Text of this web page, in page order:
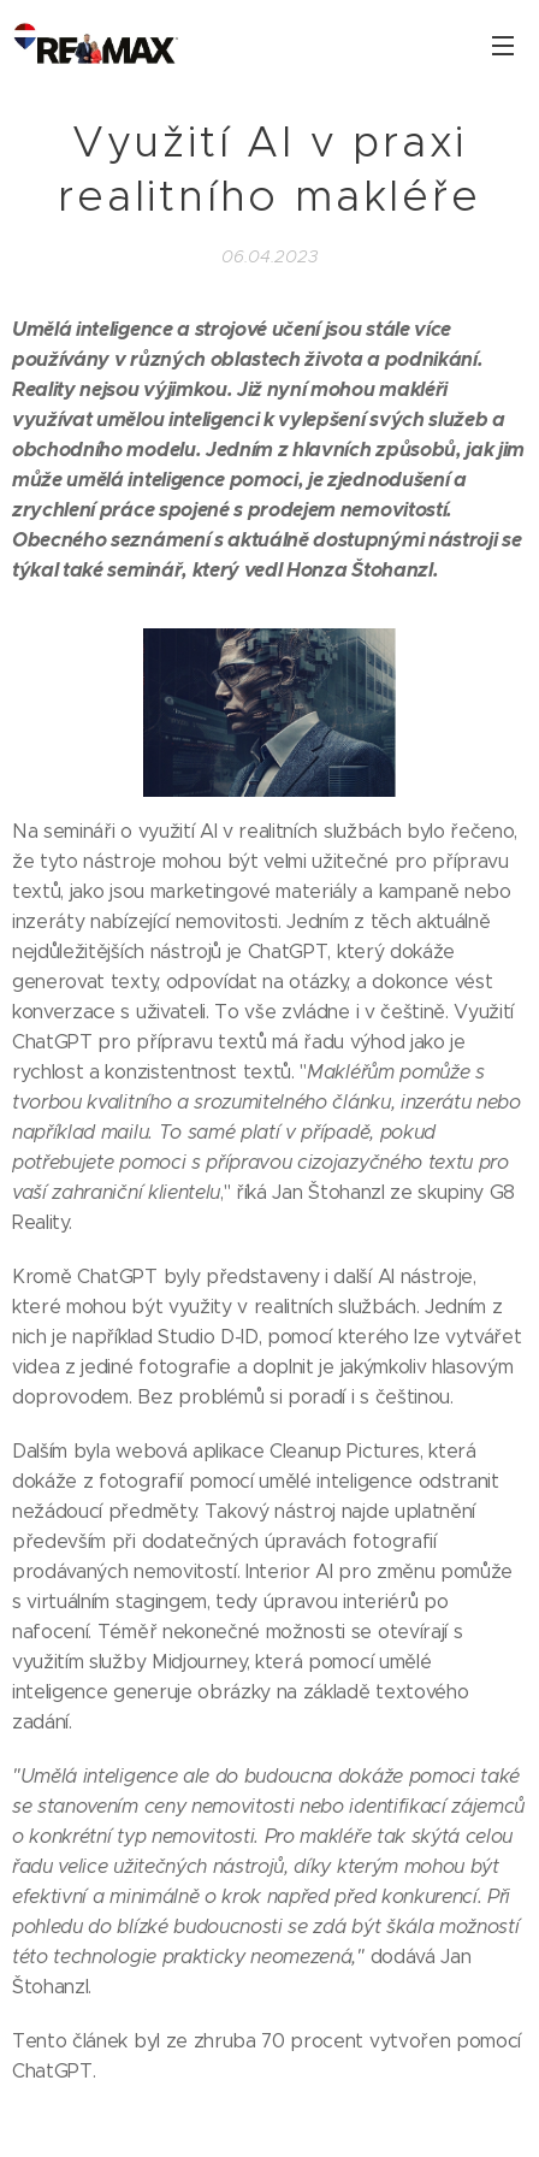
Využití AI v praxi
realitního makléře
06.04.2023
Umělá inteligence a strojové učení jsou stále více
používány v různých oblastech života a podnikání.
Reality nejsou výjimkou. Již nyní mohou makléři
využívat umělou inteligenci k vylepšení svých služeb a
obchodního modelu. Jedním z hlavních způsobů, jak jim
může umělá inteligence pomoci, je zjednodušení a
zrychlení práce spojené s prodejem nemovitostí.
Obecného seznámení s aktuálně dostupnými nástroji se
týkal také seminář, který vedl Honza Štohanzl.
Na semináři o využití AI v realitních službách bylo řečeno,
že tyto nástroje mohou být velmi užitečné pro přípravu
textů, jako jsou marketingové materiály a kampaně nebo
inzeráty nabízející nemovitosti. Jedním z těch aktuálně
nejdůležitějších nástrojů je ChatGPT, který dokáže
generovat texty, odpovídat na otázky, a dokonce vést
konverzace s uživateli. To vše zvládne i v češtině. Využití
ChatGPT pro přípravu textů má řadu výhod jako je
rychlost a konzistentnost textů. "Makléřům pomůže s
tvorbou kvalitního a srozumitelného článku, inzerátu nebo
například mailu. To samé platí v případě, pokud
potřebujete pomoci s přípravou cizojazyčného textu pro
vaší zahraniční klientelu," říká Jan Štohanzl ze skupiny G8
Reality.
Kromě ChatGPT byly představeny i další AI nástroje,
které mohou být využity v realitních službách. Jedním z
nich je například Studio D-ID, pomocí kterého lze vytvářet
videa z jediné fotografie a doplnit je jakýmkoliv hlasovým
doprovodem. Bez problémů si poradí i s češtinou.
Dalším byla webová aplikace Cleanup Pictures, která
dokáže z fotografií pomocí umělé inteligence odstranit
nežádoucí předměty. Takový nástroj najde uplatnění
především při dodatečných úpravách fotografií
prodávaných nemovitostí. Interior AI pro změnu pomůže
s virtuálním stagingem, tedy úpravou interiérů po
nafocení. Téměř nekonečné možnosti se otevírají s
využitím služby Midjourney, která pomocí umělé
inteligence generuje obrázky na základě textového
zadání.
"Umělá inteligence ale do budoucna dokáže pomoci také
se stanovením ceny nemovitosti nebo identifikací zájemců
o konkrétní typ nemovitosti. Pro makléře tak skýtá celou
řadu velice užitečných nástrojů, díky kterým mohou být
efektivní a minimálně o krok napřed před konkurencí. Při
pohledu do blízké budoucnosti se zdá být škála možností
této technologie prakticky neomezená,"dodává Jan
Štohanzl.
Tento článek byl ze zhruba 70 procent vytvořen pomocí
ChatGPT.